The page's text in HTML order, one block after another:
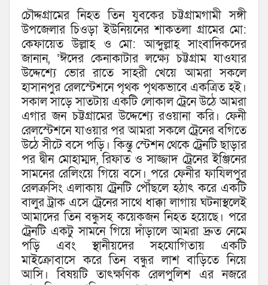
চৌদ্দগ্রামের নিহত তিন যুবকের চট্টগ্রামগামী সঙ্গী
উপজেলার চিওড়া ইউনিয়নের শাকতলা গ্রামের মো:
কেফায়েত উল্লাহ ও মো: আব্দুল্লাহ্ সাংবাদিকদের
জানান, ‘ঈদের কেনাকাটার লক্ষ্যে চট্টগ্রাম যাওযার
উদ্দেশ্যে ভোর রাতে সাহরী খেয়ে আমরা সকলে
হাসানপুর রেলস্টেশনে পৃথক পৃথকভাবে একত্রিত হই।
সকাল সাড়ে সাতটায় একটি লোকাল ট্রেনে উঠে আমরা
এগার জন চট্টগ্রামের উদ্দেশ্যে রওয়ানা করি। ফেনী
রেলস্টেশনে যাওয়ার পর আমরা সকলে ট্রেনের বগিতে
উঠে সীটে বসে পড়ি। কিন্তু স্টেশন থেকে ট্রেনটি ছাড়ার
পর দ্বীন মোহাম্মদ, রিফাত ও সাজ্জাদ ট্রেনের ইঞ্জিনের
সামনের রেলিংয়ে গিয়ে বসে। পরে ফেনীর ফাযিলপুর
রেলক্রসিং এলাকায় ট্রেনটি পৌঁছলে হঠাৎ করে একটি
বালুর ট্রাক এসে ট্রেনের সাথে ধাক্কা লাগায় ঘটনাস্থলেই
আমাদের তিন বন্ধুসহ কয়েকজন নিহত হয়েছে। পরে
ট্রেনটি একটু সামনে গিয়ে দাঁড়ালে আমরা দ্রুত নেমে
পড়ি এবং স্থানীয়দের সহযোগিতায় একটি
মাইক্রোবাসে করে তিন বন্ধুর লাশ বাড়িতে নিয়ে
আসি। বিষয়টি তাৎক্ষণিক রেলপুলিশ এর নজরে